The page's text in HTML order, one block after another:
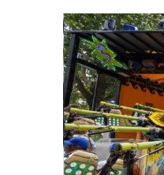
07 août 2026 Consulter
Les
zones 30 ?